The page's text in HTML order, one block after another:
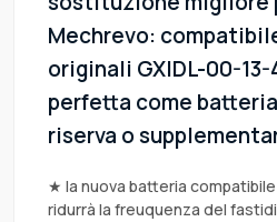
Mechrevo:
originali GXIDL-00-
perfetta come
riserva o
★ la nuova batteria
ridurrà la freuquenza del